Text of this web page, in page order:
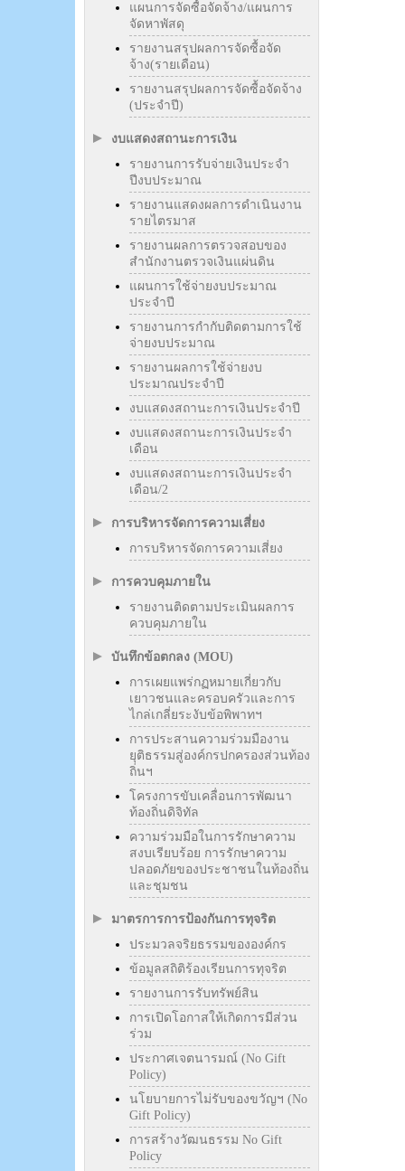
แผนการจัดซื้อจัดจ้าง/แผนการ
จัดหาพัสดุ
รายงานสรุปผลการจัดซื้อจัด
จ้าง(รายเดือน)
รายงานสรุปผลการจัดซื้อจัดจ้าง
(ประจำปี)
งบแสดงสถานะการเงิน
รายงานการรับจ่ายเงินประจำ
ปีงบประมาณ
รายงานแสดงผลการดำเนินงาน
รายไตรมาส
รายงานผลการตรวจสอบของ
สำนักงานตรวจเงินแผ่นดิน
แผนการใช้จ่ายงบประมาณ
ประจำปี
รายงานการกำกับติดตามการใช้
จ่ายงบประมาณ
รายงานผลการใช้จ่ายงบ
ประมาณประจำปี
งบแสดงสถานะการเงินประจำปี
งบแสดงสถานะการเงินประจำ
เดือน
งบแสดงสถานะการเงินประจำ
เดือน/2
การบริหารจัดการความเสี่ยง
การบริหารจัดการความเสี่ยง
การควบคุมภายใน
รายงานติดตามประเมินผลการ
ควบคุมภายใน
บันทึกข้อตกลง (MOU)
การเผยแพร่กฏหมายเกี่ยวกับ
เยาวชนและครอบครัวและการ
ไกล่เกลี่ยระงับข้อพิพาทฯ
การประสานความร่วมมืองาน
ยุติธรรมสู่องค์กรปกครองส่วนท้อง
ถิ่นฯ
โครงการขับเคลื่อนการพัฒนา
ท้องถิ่นดิจิทัล
ความร่วมมือในการรักษาความ
สงบเรียบร้อย การรักษาความ
ปลอดภัยของประชาชนในท้องถิ่น
และชุมชน
มาตรการการป้องกันการทุจริต
ประมวลจริยธรรมขององค์กร
ข้อมูลสถิติร้องเรียนการทุจริต
รายงานการรับทรัพย์สิน
การเปิดโอกาสให้เกิดการมีส่วน
ร่วม
ประกาศเจตนารมณ์ (No Gift
Policy)
นโยบายการไม่รับของขวัญฯ (No
Gift Policy)
การสร้างวัฒนธรรม No Gift
Policy